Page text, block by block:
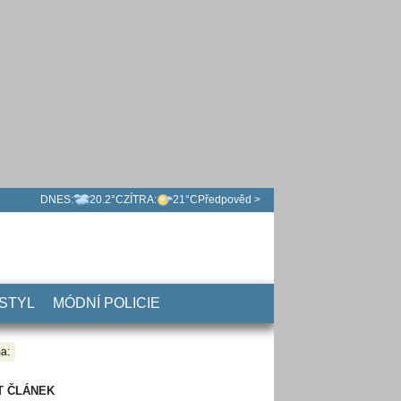
DNES: 20.2°CZÍTRA: 21°C Předpověd >
MÓDNÍ POLICIE
ČLÁNEK